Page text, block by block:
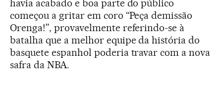
havia acabado e boa parte do público
começou a gritar em coro “Peça demissão
Orenga!”, provavelmente referindo-se à
batalha que a melhor equipe da história do
basquete espanhol poderia travar com a nova
safra da NBA.